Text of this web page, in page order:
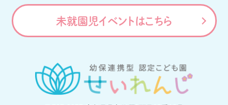
未就園児イベントはこちら